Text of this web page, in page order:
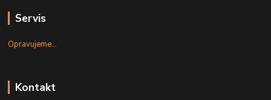
Servis
Opravujeme...
Kontakt